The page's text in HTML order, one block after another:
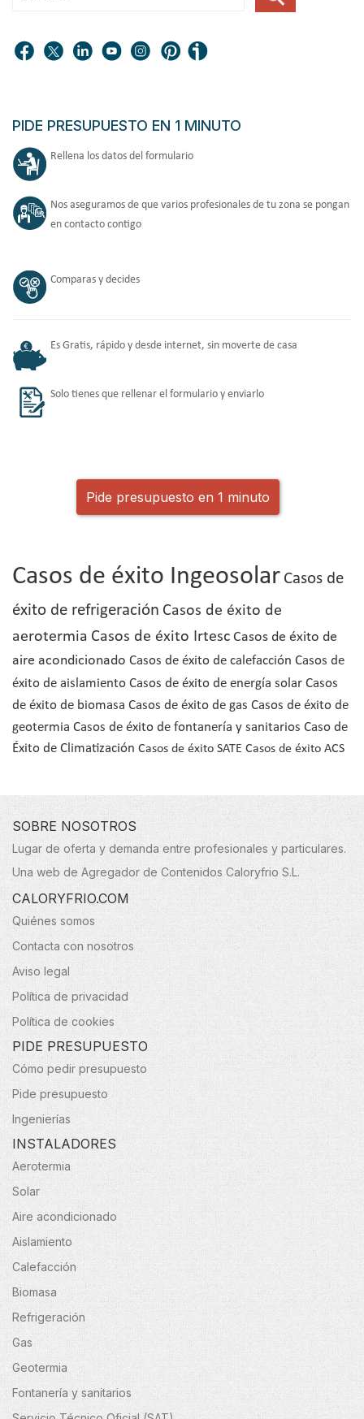
PIDE PRESUPUESTO EN 1 MINUTO
Rellena los datos del formulario
Nos aseguramos de que varios profesionales de tu zona se pongan
en contacto contigo
Comparas y decides
Es Gratis, rápido y desde internet, sin moverte de casa
Solo tienes que rellenar el formulario y enviarlo
Pide presupuesto en 1 minuto
Casos de éxito Ingeosolar Casos de
éxito de refrigeración Casos de éxito de
aerotermia Casos de éxito Irtesc Casos de éxito de
aire acondicionado Casos de éxito de calefacción Casos de
éxito de aislamiento Casos de éxito de energía solar Casos
de éxito de biomasa Casos de éxito de gas Casos de éxito de
geotermia Casos de éxito de fontanería y sanitarios Caso de
Éxito de Climatización Casos de éxito SATE Casos de éxito ACS
SOBRE NOSOTROS
Lugar de oferta y demanda entre profesionales y particulares.
Una web de Agregador de Contenidos Caloryfrio S.L.
CALORYFRIO.COM
Quiénes somos
Contacta con nosotros
Aviso legal
Política de privacidad
Política de cookies
PIDE PRESUPUESTO
Cómo pedir presupuesto
Pide presupuesto
Ingenierías
INSTALADORES
Aerotermia
Solar
Aire acondicionado
Aislamiento
Calefacción
Biomasa
Refrigeración
Gas
Geotermia
Fontanería y sanitarios